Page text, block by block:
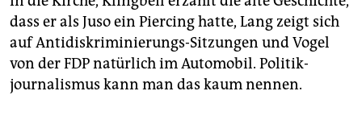
dass er als Juso ein Piercing hatte, Lang zeigt sich
auf Antidiskriminierungs-Sitzungen und Vogel
von der FDP natürlich im Automobil. Politik­
journalismus kann man das kaum nennen.